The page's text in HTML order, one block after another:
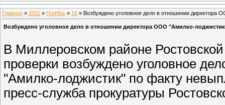
Главная » 2011 » Ноябрь » 16 » Возбуждено уголовное дело в отношении директора
Возбуждено уголовное дело в отношении директора ООО "Амилко-
В Миллеровском районе
проверки возбуждено уголовное
"Амилко-лоджистик" по факту
пресс-служба прокуратуры